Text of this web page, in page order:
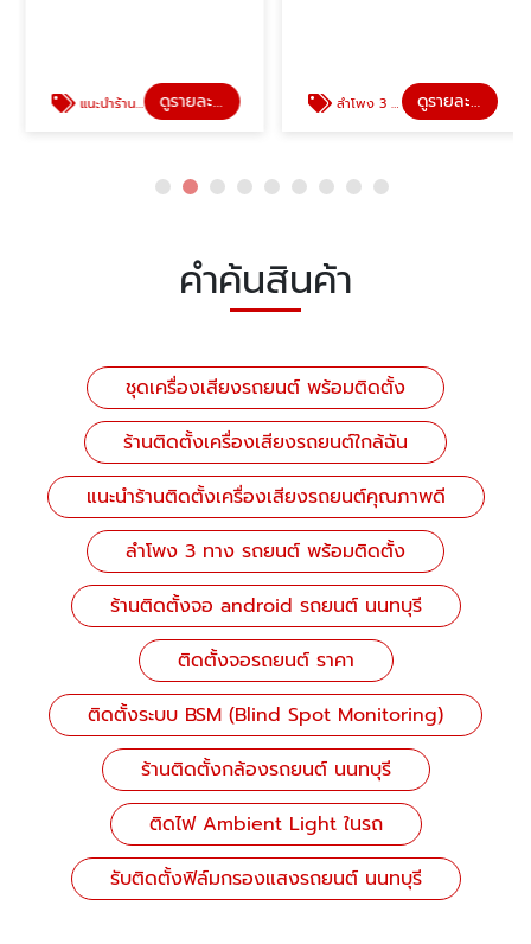
แนะนำร้านติดตั้งเครื่องเสียงรถยนต์คุณภาพดี ดูรายละเอียด ลําโพง 3 ทาง รถยนต์ พร้อมติดตั้ง ดูรายละเอียด
คำค้นสินค้า
ชุดเครื่องเสียงรถยนต์ พร้อมติดตั้ง
ร้านติดตั้งเครื่องเสียงรถยนต์ใกล้ฉัน
แนะนำร้านติดตั้งเครื่องเสียงรถยนต์คุณภาพดี
ลําโพง 3 ทาง รถยนต์ พร้อมติดตั้ง
ร้านติดตั้งจอ android รถยนต์ นนทบุรี
ติดตั้งจอรถยนต์ ราคา
ติดตั้งระบบ BSM (Blind Spot Monitoring)
ร้านติดตั้งกล้องรถยนต์ นนทบุรี
ติดไฟ Ambient Light ในรถ
รับติดตั้งฟิล์มกรองแสงรถยนต์ นนทบุรี